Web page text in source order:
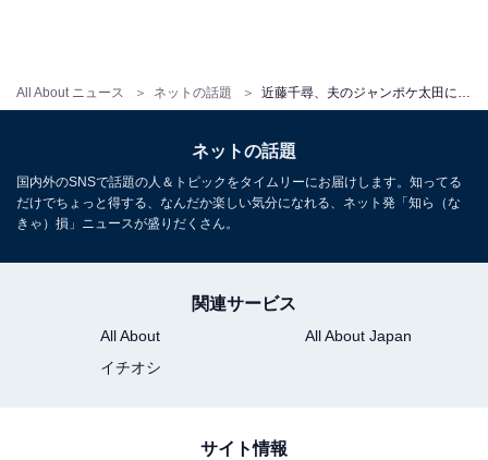
All About ニュース ネットの話題
ネットの話題
国内外のSNSで話題の人＆トピックをタイムリーにお届けします。知ってる
だけでちょっと得する、なんだか楽しい気分になれる、ネット発「知ら（な
きゃ）損」ニュースが盛りだくさん。
関連サービス
All About
All About Japan
イチオシ
サイト情報